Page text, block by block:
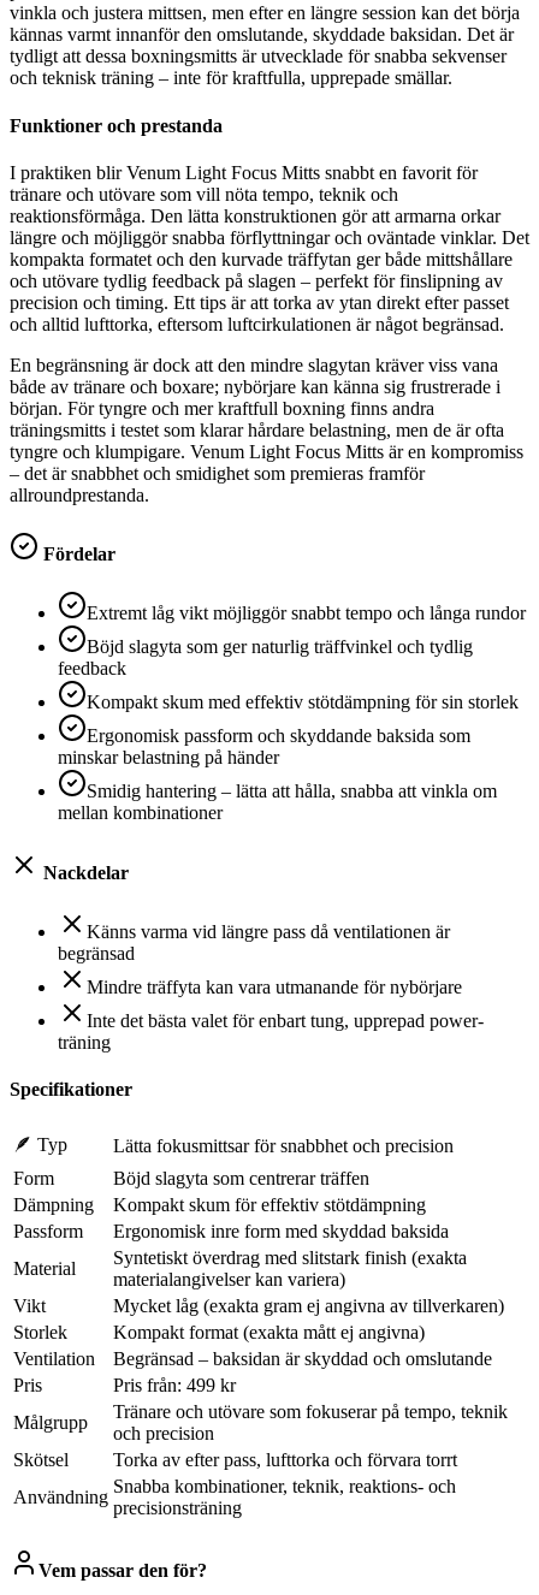
vinkla och justera mittsen, men efter en längre session kan det börja
kännas varmt innanför den omslutande, skyddade baksidan. Det är
tydligt att dessa boxningsmitts är utvecklade för snabba sekvenser
och teknisk träning – inte för kraftfulla, upprepade smällar.
Funktioner och prestanda
I praktiken blir Venum Light Focus Mitts snabbt en favorit för
tränare och utövare som vill nöta tempo, teknik och
reaktionsförmåga. Den lätta konstruktionen gör att armarna orkar
längre och möjliggör snabba förflyttningar och oväntade vinklar. Det
kompakta formatet och den kurvade träffytan ger både mittshållare
och utövare tydlig feedback på slagen – perfekt för finslipning av
precision och timing. Ett tips är att torka av ytan direkt efter passet
och alltid lufttorka, eftersom luftcirkulationen är något begränsad.
En begränsning är dock att den mindre slagytan kräver viss vana
både av tränare och boxare; nybörjare kan känna sig frustrerade i
början. För tyngre och mer kraftfull boxning finns andra
träningsmitts i testet som klarar hårdare belastning, men de är ofta
tyngre och klumpigare. Venum Light Focus Mitts är en kompromiss
– det är snabbhet och smidighet som premieras framför
allroundprestanda.
Fördelar
Extremt låg vikt möjliggör snabbt tempo och långa rundor
Böjd slagyta som ger naturlig träffvinkel och tydlig
feedback
Kompakt skum med effektiv stötdämpning för sin storlek
Ergonomisk passform och skyddande baksida som
minskar belastning på händer
Smidig hantering – lätta att hålla, snabba att vinkla om
mellan kombinationer
Nackdelar
Känns varma vid längre pass då ventilationen är
begränsad
Mindre träffyta kan vara utmanande för nybörjare
Inte det bästa valet för enbart tung, upprepad power-
träning
Specifikationer
🪶 Typ
Lätta fokusmittsar för snabbhet och precision
Form
Böjd slagyta som centrerar träffen
Dämpning
Kompakt skum för effektiv stötdämpning
Passform
Ergonomisk inre form med skyddad baksida
Material
Syntetiskt överdrag med slitstark finish (exakta
materialangivelser kan variera)
Vikt
Mycket låg (exakta gram ej angivna av tillverkaren)
Storlek
Kompakt format (exakta mått ej angivna)
Ventilation
Begränsad – baksidan är skyddad och omslutande
Pris
Pris från: 499 kr
Målgrupp
Tränare och utövare som fokuserar på tempo, teknik
och precision
Skötsel
Torka av efter pass, lufttorka och förvara torrt
Användning
Snabba kombinationer, teknik, reaktions- och
precisionsträning
Vem passar den för?